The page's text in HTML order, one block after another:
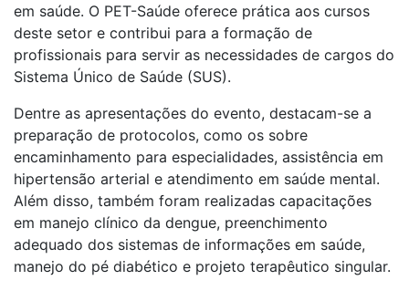
em saúde. O PET-Saúde oferece prática aos cursos
deste setor e contribui para a formação de
profissionais para servir as necessidades de cargos do
Sistema Único de Saúde (SUS).
Dentre as apresentações do evento, destacam-se a
preparação de protocolos, como os sobre
encaminhamento para especialidades, assistência em
hipertensão arterial e atendimento em saúde mental.
Além disso, também foram realizadas capacitações
em manejo clínico da dengue, preenchimento
adequado dos sistemas de informações em saúde,
manejo do pé diabético e projeto terapêutico singular.